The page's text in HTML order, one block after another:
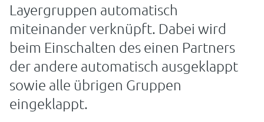
Layergruppen automatisch
miteinander verknüpft. Dabei wird
beim Einschalten des einen Partners
der andere automatisch ausgeklappt
sowie alle übrigen Gruppen
eingeklappt.